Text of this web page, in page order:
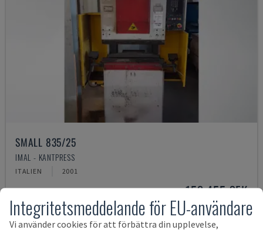
SMALL 835/25
IMAL - KANTPRESS
ITALIEN 2001
153 455 SEK
Integritetsmeddelande för EU-användare
Vi använder cookies för att förbättra din upplevelse,